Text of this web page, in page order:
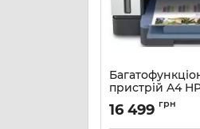
пристрій A4
725 з Wi-Fi
Артикул: 28B51A
16 499 грн